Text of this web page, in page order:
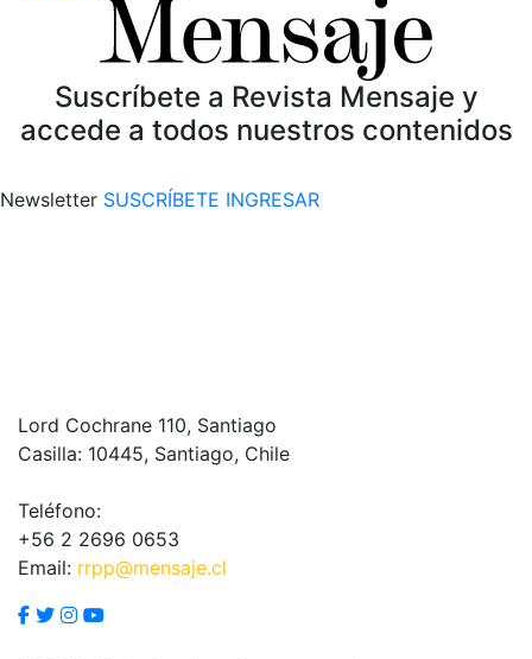
Suscríbete a Revista Mensaje y
accede a todos nuestros contenidos
Newsletter SUSCRÍBETE INGRESAR
Lord Cochrane 110, Santiago
Casilla: 10445, Santiago, Chile
Teléfono:
+56 2 2696 0653
Email: rrpp@mensaje.cl